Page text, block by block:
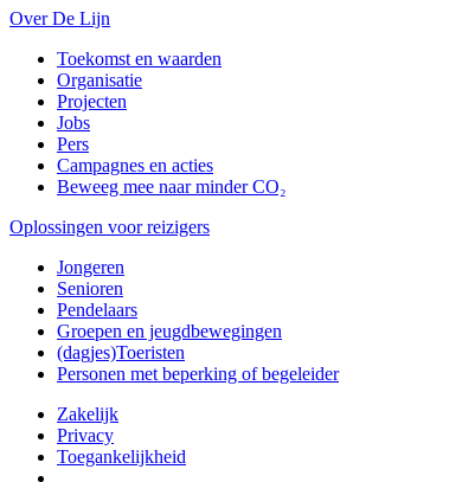
Over De Lijn
Toekomst en waarden
Organisatie
Projecten
Jobs
Pers
Campagnes en acties
Beweeg mee naar minder CO₂
Oplossingen voor reizigers
Jongeren
Senioren
Pendelaars
Groepen en jeugdbewegingen
(dagjes)Toeristen
Personen met beperking of begeleider
Zakelijk
Privacy
Toegankelijkheid